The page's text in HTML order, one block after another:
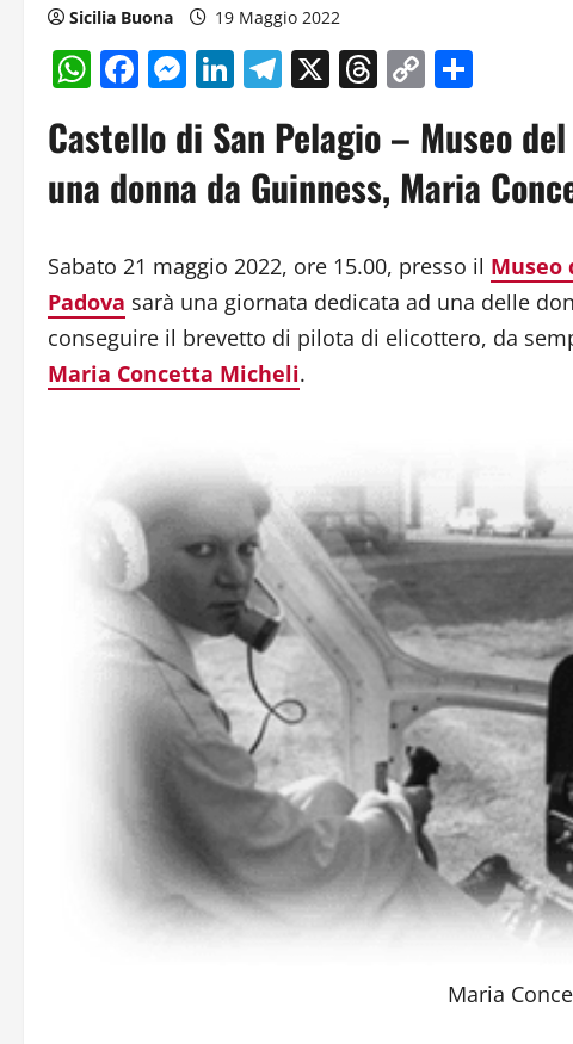
Sicilia Buona 19 Maggio 2022
WhatsApp
Facebook
Messenger
LinkedIn
Telegram
X Threads
Copy
Castello di San Pelagio – Museo
una donna da Guinness, Maria
Sabato 21 maggio 2022, ore 15.00, presso il Museo
Padova sarà una giornata dedicata ad una delle
conseguire il brevetto di pilota di elicottero, da
Maria Concetta Micheli.
Maria